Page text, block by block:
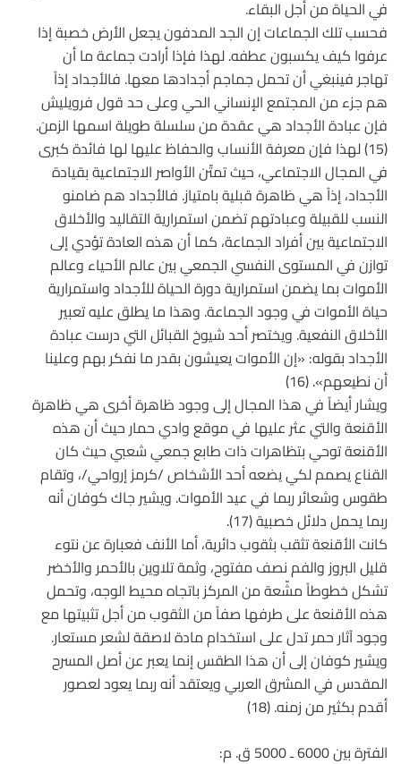
في الحياة من أجل البقاء.
فحسب تلك الجماعات إن الجد المدفون يجعل الأرض خصبة إذا
عرفوا كيف يكسبون عطفه. لهذا فإذا أرادت جماعة ما أن
تهاجر فينبغي أن تحمل جماجم أجدادها معها. فالأجداد إذاً
هم جزء من المجتمع الإنساني الحي وعلى حد قول فرويليش
فإن عبادة الأجداد هي عقدة من سلسلة طويلة اسمها الزمن.
(15) لهذا فإن معرفة الأنساب والحفاظ عليها لها فائدة كبرى
في المجال الاجتماعي، حيث تمتّن الأواصر الاجتماعية بقيادة
الأجداد، إذاً هي ظاهرة قبلية بامتياز. فالأجداد هم ضامنو
النسب للقبيلة وعبادتهم تضمن استمرارية التقاليد والأخلاق
الاجتماعية بين أفراد الجماعة، كما أن هذه العادة تؤدي إلى
توازن في المستوى النفسي الجمعي بين عالم الأحياء وعالم
الأموات بما يضمن استمرارية دورة الحياة للأجداد واستمرارية
حياة الأموات في وجود الجماعة. وهذا ما يطلق عليه تعبير
الأخلاق النفعية. ويختصر أحد شيوخ القبائل التي درست عبادة
الأجداد بقوله: «إن الأموات يعيشون بقدر ما نفكر بهم وعلينا
أن نطيعهم». (16)
ويشار أيضاً في هذا المجال إلى وجود ظاهرة أخرى هي ظاهرة
الأقنعة والتي عثر عليها في موقع وادي حمار حيث أن هذه
الأقنعة توحي بتظاهرات ذات طابع جمعي شعبي حيث كان
القناع يصمم لكي يضعه أحد الأشخاص /كرمز إرواحي/، وتقام
طقوس وشعائر ربما في عيد الأموات. ويشير جاك كوفان أنه
ربما يحمل دلائل خصبية (17).
كانت الأقنعة تثقب بثقوب دائرية، أما الأنف فعبارة عن نتوء
قليل البروز والفم نصف مفتوح، وثمة تلاوين بالأحمر والأخضر
تشكل خطوطاً مشّعة من المركز باتجاه محيط الوجه، وتحمل
هذه الأقنعة على طرفها صفاً من الثقوب من أجل تثبيتها مع
وجود آثار حمر تدل على استخدام مادة لاصقة لشعر مستعار.
ويشير كوفان إلى أن هذا الطقس إنما يعبر عن أصل المسرح
المقدس في المشرق العربي ويعتقد أنه ربما يعود لعصور
أقدم بكثير من زمنه. (18)
الفترة بين 6000 ـ 5000 ق. م: